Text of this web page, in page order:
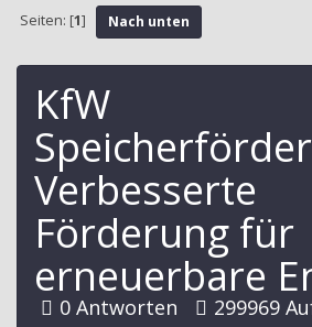
Seiten: [1] Nach unten
KfW
Verbesserte
Förderung für
erneuerbare
0 Antworten 299969